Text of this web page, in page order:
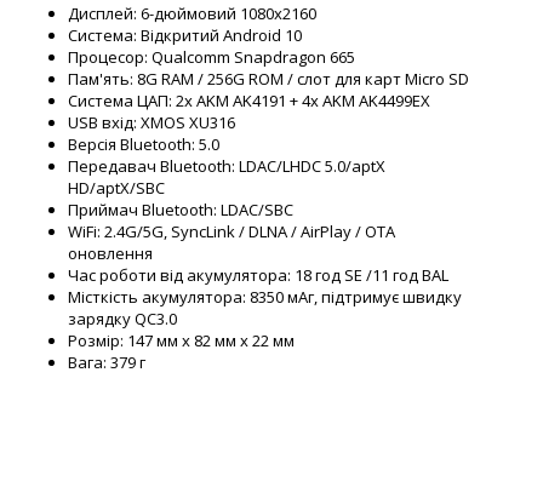
Дисплей: 6-дюймовий 1080x2160
Система: Відкритий Android 10
Процесор: Qualcomm Snapdragon 665
Пам'ять: 8G RAM / 256G ROM / слот для карт Micro SD
Система ЦАП: 2x AKM AK4191 + 4x AKM AK4499EX
USB вхід: XMOS XU316
Версія Bluetooth: 5.0
Передавач Bluetooth: LDAC/LHDC 5.0/aptX
HD/aptX/SBC
Приймач Bluetooth: LDAC/SBC
WiFi: 2.4G/5G, SyncLink / DLNA / AirPlay / OTA
оновлення
Час роботи від акумулятора: 18 год SE /11 год BAL
Місткість акумулятора: 8350 мАг, підтримує швидку
зарядку QC3.0
Розмір: 147 мм x 82 мм x 22 мм
Вага: 379 г